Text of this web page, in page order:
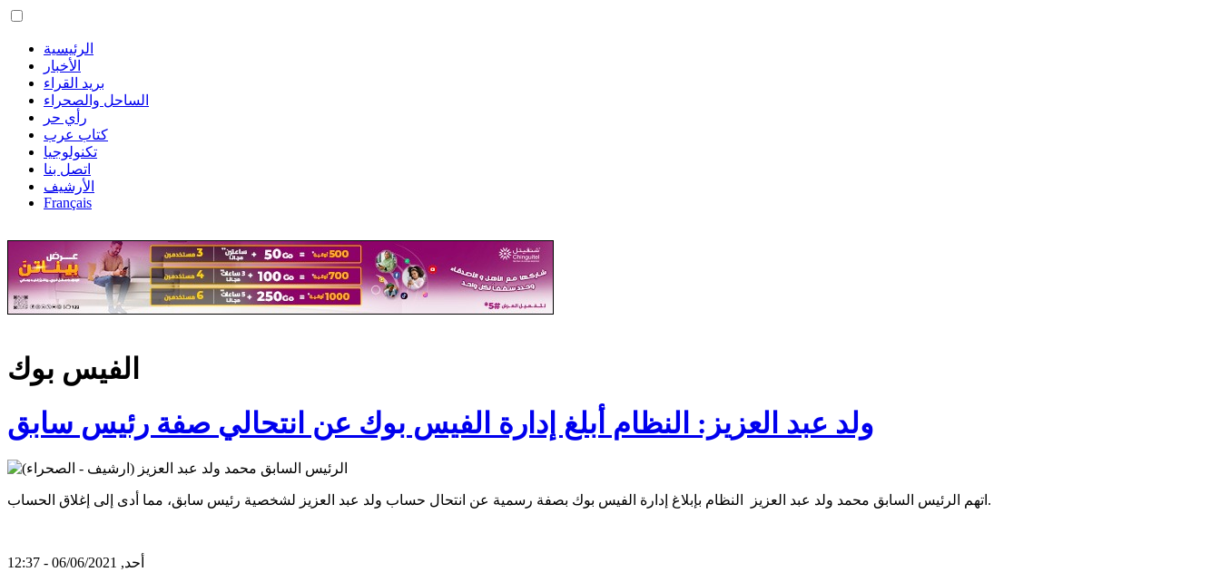
الرئيسية
الأخبار
بريد القراء
الساحل والصحراء
رأي حر
كتاب عرب
تكنولوجيا
اتصل بنا
الأرشيف
Français
الفيس بوك
ولد عبد العزيز: النظام أبلغ إدارة الفيس بوك عن انتحالي صفة رئيس سابق
اتهم الرئيس السابق محمد ولد عبد العزيز النظام بإبلاغ إدارة الفيس بوك بصفة رسمية عن انتحال حساب ولد عبد العزيز لشخصية رئيس سابق، مما أدى إلى إغلاق الحساب.
أحد, 06/06/2021 - 12:37